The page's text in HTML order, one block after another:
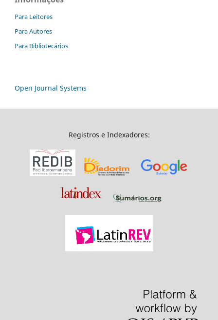
Para Leitores
Para Autores
Para Bibliotecários
Open Journal Systems
Registros e Indexadores: